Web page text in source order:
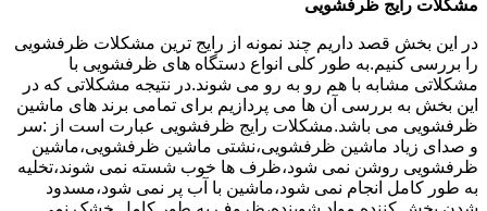
مشکلات رایج ظرفشویی
در این بخش قصد داریم چند نمونه از رایج ترین مشکلات ظرفشویی
را بررسی کنیم.به طور کلی انواع دستگاه های ظرفشویی با
مشکلاتی مشابه با هم رو به رو می شوند.در نتیجه مشکلاتی که در
این بخش به بررسی آن ها می پردازیم برای تمامی برند های ماشین
ظرفشویی می باشد.مشکلات رایج ظرفشویی عبارت است از :سر
و صدای زیاد ماشین ظرفشویی،نشتی ماشین ظرفشویی،ماشین
ظرفشویی روشن نمی شود،ظرف ها خوب شسته نمی شوند،تخلیه
به طور کامل انجام نمی شود،ماشین با آب پر نمی شود،مسدود